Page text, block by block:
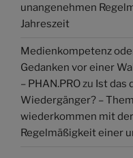
unangenehmen
Jahreszeit
Medienkompetenz
Gedanken vor einer
– PHAN.PROzu Ist das
Wiedergänger? –
wiederkommen mit
Regelmäßigkeit einer